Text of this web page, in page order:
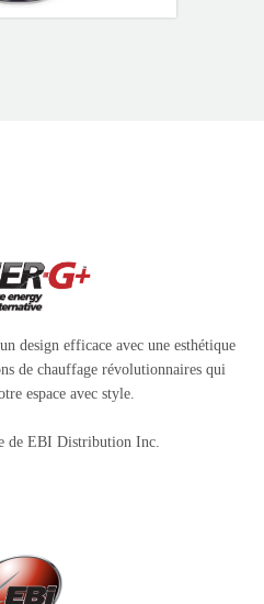
design efficace avec une esthétique
de chauffage révolutionnaires qui
espace avec style.
de EBI Distribution Inc.